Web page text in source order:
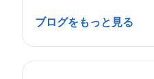
ブログをもっと見る